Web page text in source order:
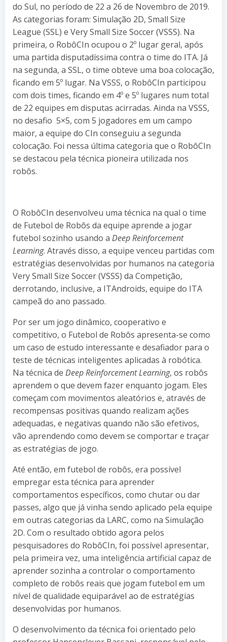
do Sul, no período de 22 a 26 de Novembro de 2019.
As categorias foram: Simulação 2D, Small Size
League (SSL) e Very Small Size Soccer (VSSS). Na
primeira, o RobôCIn ocupou o 2º lugar geral, após
uma partida disputadíssima contra o time do ITA. Já
na segunda, a SSL, o time obteve uma boa colocação,
ficando em 5º lugar. Na VSSS, o RobôCIn participou
com dois times, ficando em 4º e 5º lugares num total
de 22 equipes em disputas acirradas. Ainda na VSSS,
no desafio 5×5, com 5 jogadores em um campo
maior, a equipe do CIn conseguiu a segunda
colocação. Foi nessa última categoria que o RobôCIn
se destacou pela técnica pioneira utilizada nos
robôs.
O RobôCIn desenvolveu uma técnica na qual o time
de Futebol de Robôs da equipe aprende a jogar
futebol sozinho usando a Deep Reinforcement
Learning. Através disso, a equipe venceu partidas com
estratégias desenvolvidas por humanos na categoria
Very Small Size Soccer (VSSS) da Competição,
derrotando, inclusive, a ITAndroids, equipe do ITA
campeã do ano passado.
Por ser um jogo dinâmico, cooperativo e
competitivo, o Futebol de Robôs apresenta-se como
um caso de estudo interessante e desafiador para o
teste de técnicas inteligentes aplicadas à robótica.
Na técnica de Deep Reinforcement Learning, os robôs
aprendem o que devem fazer enquanto jogam. Eles
começam com movimentos aleatórios e, através de
recompensas positivas quando realizam ações
adequadas, e negativas quando não são efetivos,
vão aprendendo como devem se comportar e traçar
as estratégias de jogo.
Até então, em futebol de robôs, era possível
empregar esta técnica para aprender
comportamentos específicos, como chutar ou dar
passes, algo que já vinha sendo aplicado pela equipe
em outras categorias da LARC, como na Simulação
2D. Com o resultado obtido agora pelos
pesquisadores do RobôCIn, foi possível apresentar,
pela primeira vez, uma inteligência artificial capaz de
aprender sozinha a controlar o comportamento
completo de robôs reais que jogam futebol em um
nível de qualidade equiparável ao de estratégias
desenvolvidas por humanos.
O desenvolvimento da técnica foi orientado pelo